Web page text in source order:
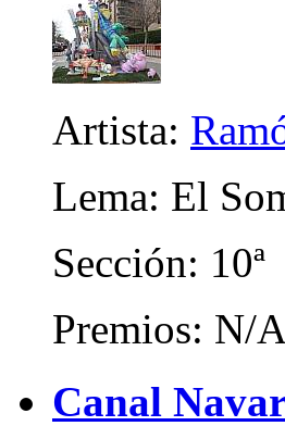
Artista:
Lema: El
Sección: 10ª
Premios: N/A
Canal